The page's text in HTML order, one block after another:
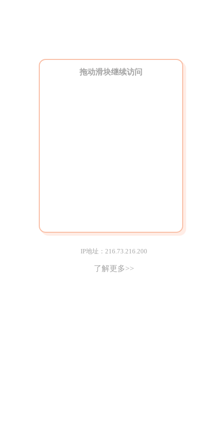
拖动滑块继续访问
IP地址：216.73.216.200
了解更多>>